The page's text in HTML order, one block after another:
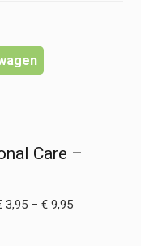
Care –
3,95 – €9,95Prijsklasse: